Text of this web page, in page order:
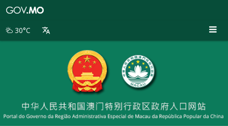
别
30°C